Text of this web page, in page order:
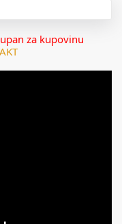
za kupovinu